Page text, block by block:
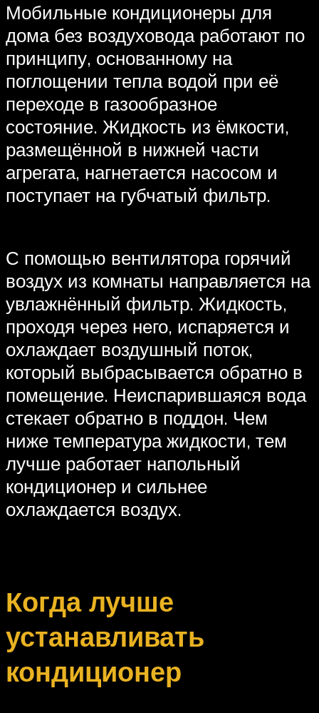
Мобильные кондиционеры для
дома без воздуховода работают по
принципу, основанному на
поглощении тепла водой при её
переходе в газообразное
состояние. Жидкость из ёмкости,
размещённой в нижней части
агрегата, нагнетается насосом и
поступает на губчатый фильтр.
С помощью вентилятора горячий
воздух из комнаты направляется на
увлажнённый фильтр. Жидкость,
проходя через него, испаряется и
охлаждает воздушный поток,
который выбрасывается обратно в
помещение. Неиспарившаяся вода
стекает обратно в поддон. Чем
ниже температура жидкости, тем
лучше работает напольный
кондиционер и сильнее
охлаждается воздух.
Когда лучше
устанавливать
кондиционер